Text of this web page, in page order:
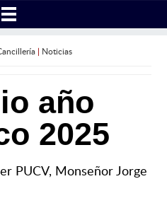
| Noticias
año
2025
PUCV, Monseñor Jorge